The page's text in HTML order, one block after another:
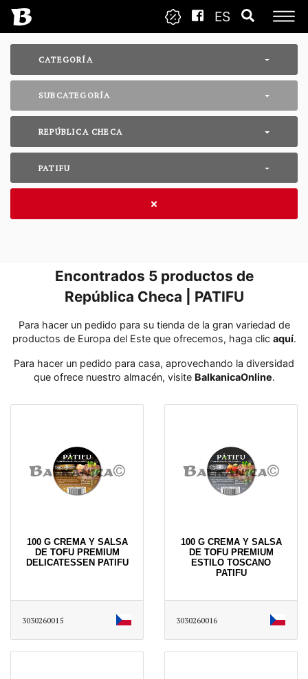
ES
CATEGORÍA
SUBCATEGORÍA
REPÚBLICA CHECA
PATIFU
Encontrados 5productos de
República Checa | PATIFU
Para hacer un pedido para su tienda de la gran variedad de
productos de Europa del Este que ofrecemos, haga clic aquí․
Para hacer un pedido para casa, aprovechando la diversidad
que ofrece nuestro almacén, visite BalkanicaOnline․
100 G CREMA Y SALSA
DE TOFU PREMIUM
DELICATESSEN PATIFU
3030260015
100 G CREMA Y SALSA
DE TOFU PREMIUM
ESTILO TOSCANO
PATIFU
3030260016